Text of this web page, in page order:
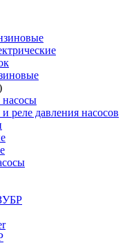
насосы
реле давления насосов